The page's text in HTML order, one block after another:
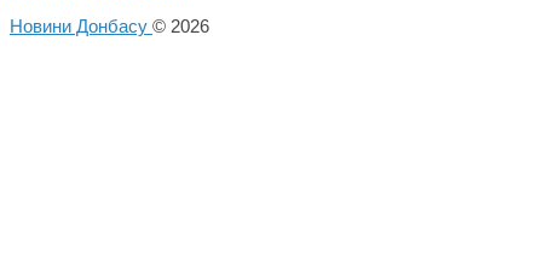
Новини Донбасу © 2026